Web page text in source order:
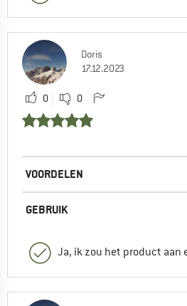
Doris
17.12.2023
0 0
VOORDELEN
GEBRUIK
Ja, ik zou het product aan